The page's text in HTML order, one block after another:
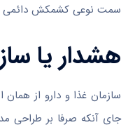
سمت نوعی کشمکش دائمی
هشدار یا
سازمان غذا و دارو از همان
جای آنکه صرفا بر طراحی